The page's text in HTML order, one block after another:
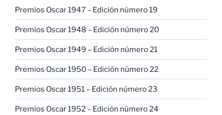
Premios Oscar 1947 – Edición número 19
Premios Oscar 1948 – Edición número 20
Premios Oscar 1949 – Edición número 21
Premios Oscar 1950 – Edición número 22
Premios Oscar 1951 – Edición número 23
Premios Oscar 1952 – Edición número 24